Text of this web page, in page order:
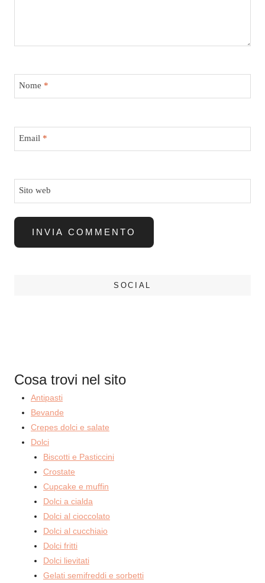
Nome *
Email *
Sito web
SOCIAL
Cosa trovi nel sito
Antipasti
Bevande
Crepes dolci e salate
Dolci
Biscotti e Pasticcini
Crostate
Cupcake e muffin
Dolci a cialda
Dolci al cioccolato
Dolci al cucchiaio
Dolci fritti
Dolci lievitati
Gelati semifreddi e sorbetti